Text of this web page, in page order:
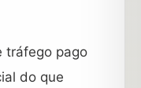
tráfego pago
do que